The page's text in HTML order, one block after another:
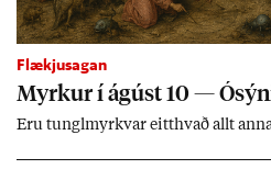
Flækjusagan
Myrk­ur í ág­úst 10 —
Eru tungl­myrkv­ar eitt­hvað allt